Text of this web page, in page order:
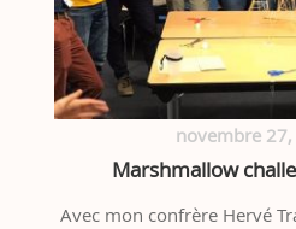
novembre
Marshmallow
Avec mon confrère Hervé